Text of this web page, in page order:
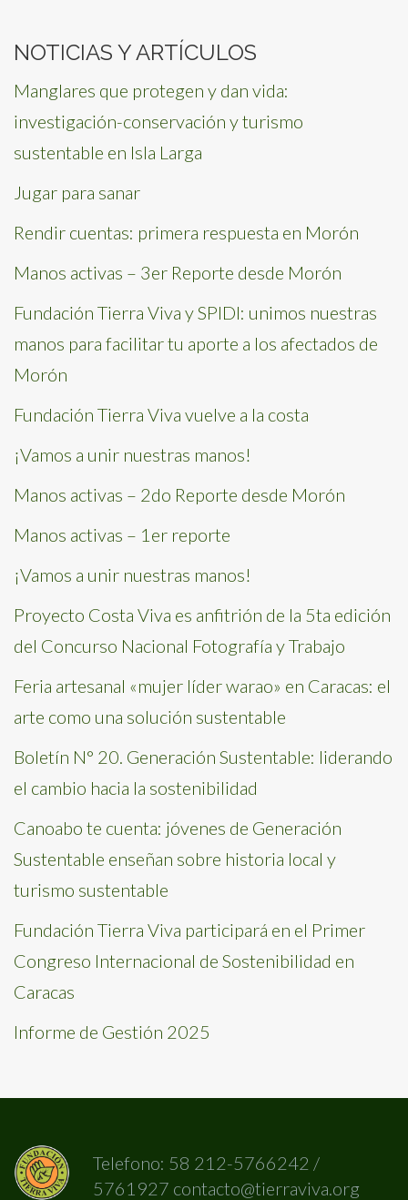
NOTICIAS Y ARTÍCULOS
Manglares que protegen y dan vida:
investigación-conservación y turismo
sustentable en Isla Larga
Jugar para sanar
Rendir cuentas: primera respuesta en Morón
Manos activas – 3er Reporte desde Morón
Fundación Tierra Viva y SPIDI: unimos nuestras
manos para facilitar tu aporte a los afectados de
Morón
Fundación Tierra Viva vuelve a la costa
¡Vamos a unir nuestras manos!
Manos activas – 2do Reporte desde Morón
Manos activas – 1er reporte
¡Vamos a unir nuestras manos!
Proyecto Costa Viva es anfitrión de la 5ta edición
del Concurso Nacional Fotografía y Trabajo
Feria artesanal «mujer líder warao» en Caracas: el
arte como una solución sustentable
Boletín N° 20. Generación Sustentable: liderando
el cambio hacia la sostenibilidad
Canoabo te cuenta: jóvenes de Generación
Sustentable enseñan sobre historia local y
turismo sustentable
Fundación Tierra Viva participará en el Primer
Congreso Internacional de Sostenibilidad en
Caracas
Informe de Gestión 2025
Telefono: 58 212-5766242 /
5761927 contacto@tierraviva.org